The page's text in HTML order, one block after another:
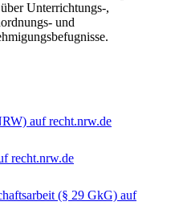
Unterrichtungs-,
und
auf recht.nrw.de
recht.nrw.de
(§ 29 GkG) auf